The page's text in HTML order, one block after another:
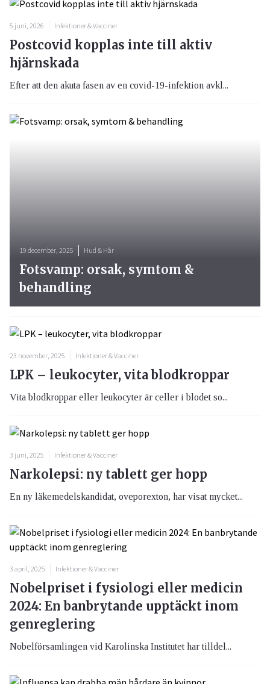
5 juni, 2026 Infektioner & Vacciner
Postcovid kopplas inte till aktiv
hjärnskada
Efter att den akuta fasen av en covid-19-infektion avkl...
19 december, 2025 Hud & Hår
Fotsvamp: orsak, symtom &
behandling
23 november, 2025 Infektioner & Vacciner
LPK – leukocyter, vita blodkroppar
Vita blodkroppar eller leukocyter är celler i blodet so...
3 juni, 2025 Infektioner & Vacciner
Narkolepsi: ny tablett ger hopp
En ny läkemedelskandidat, oveporexton, har visat mycket...
3 april, 2025 Infektioner & Vacciner
Nobelpriset i fysiologi eller medicin
2024: En banbrytande upptäckt inom
genreglering
Nobelförsamlingen vid Karolinska Institutet har tilldel...